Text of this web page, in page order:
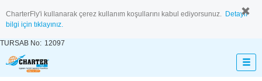
CharterFly'i kullanarak çerez kullanım koşullarını kabul ediyorsunuz. Detaylı
bilgi için tıklayınız.
TURSAB No: 12097